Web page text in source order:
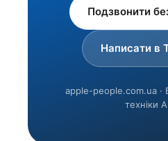
Подзвонити
Написати в
apple-people.com.ua ·
техніки